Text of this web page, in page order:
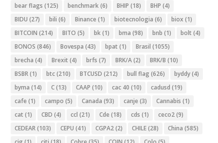
bear flags (125) benchmark(6) BHIP (18) BHP (4)
BIDU (27) bili (6) Binance (1) biotecnologia (6) biox (1)
BITCOIN (214) BITO (5) bk(1) bma (98) bnb (1) bolt (4)
BONOS (846) Bovespa (43) bpat (1) Brasil (1055)
brecha (4) Brexit (4) brfs (7) BRK/A(2) BRK/B (10)
BSBR(1) btc(210) BTCUSD (212) bull flag (626) byddy(4)
byma (14) C(13) CAAP (10) cac 40 (10) cadusd (19)
cafe (1) campo (5) Canada (93) canje (3) Cannabis (1)
cat (1) CBD (4) ccl (21) Cde (18) cds (1) ceco2(9)
CEDEAR(103) CEPU (41) CGPA2(2) CHILE(28) China (585)